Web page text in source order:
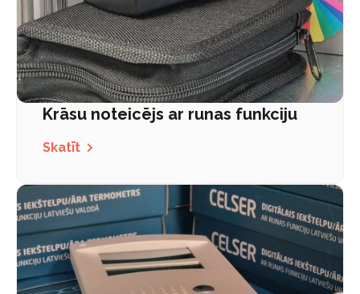
Krāsu noteicējs ar runas funkciju
Skatīt